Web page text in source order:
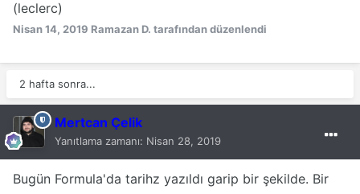
(leclerc)
Nisan 14, 2019 Ramazan D. tarafından düzenlendi
2 hafta sonra...
Mertcan Çelik
Yanıtlama zamanı: Nisan 28, 2019
Bugün Formula'da tarihz yazıldı garip bir şekilde. Bir